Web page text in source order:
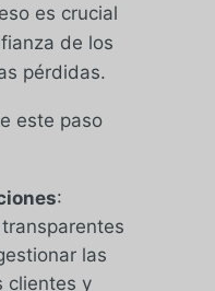
es crucial
de los
pérdidas.
este paso
:
las
clientes y